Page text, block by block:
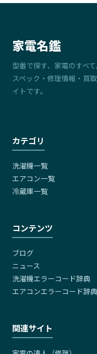
家電名鑑
型番で探す、家電のすべて
スペック・修理情報・買
イトです。
カテゴリ
洗濯機一覧
エアコン一覧
冷蔵庫一覧
コンテンツ
ブログ
ニュース
洗濯機エラーコード辞典
エアコンエラーコード辞典
関連サイト